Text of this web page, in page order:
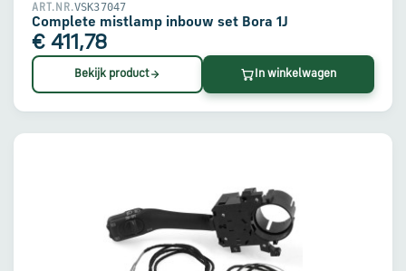
ART.NR.VSK37047
Complete mistlamp inbouw set Bora 1J
€ 411,78
Bekijk product In winkelwagen